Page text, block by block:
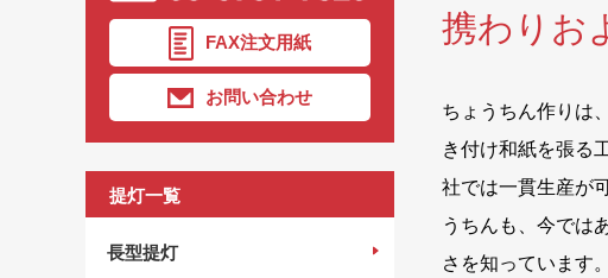
携わりお
ちょうちん作りは
き付け和紙を張る
社では一貫生産が
うちんも、今では
さを知っています
FAX注文用紙
お問い合わせ
提灯一覧
長型提灯